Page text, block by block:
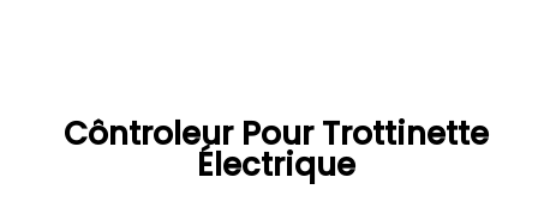
Côntroleur Pour Trottinette
Électrique